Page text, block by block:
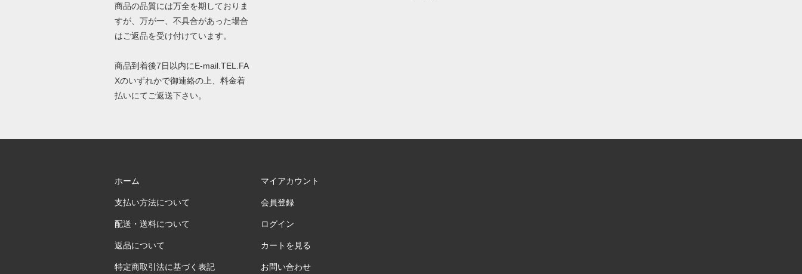
商品の品質には万全を期しておりま
すが、万が一、不具合があった場合
はご返品を受け付けています。
商品到着後7日以内にE-mail.TEL.FA
Xのいずれかで御連絡の上、料金着
払いにてご返送下さい。
ホーム
支払い方法について
配送・送料について
返品について
特定商取引法に基づく表記
マイアカウント
会員登録
ログイン
カートを見る
お問い合わせ